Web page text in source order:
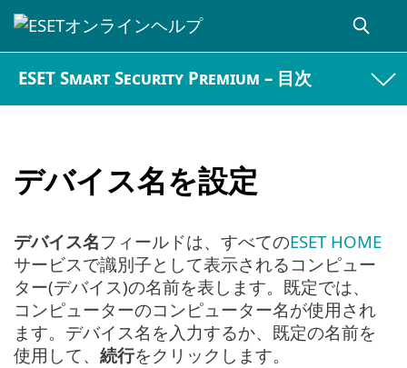
ESET Smart Security Premium – 目次
デバイス名を設定
デバイス名フィールドは、すべてのESET HOME
サービスで識別子として表示されるコンピュー
ター(デバイス)の名前を表します。既定では、
コンピューターのコンピューター名が使用され
ます。デバイス名を入力するか、既定の名前を
使用して、 続行をクリックします。